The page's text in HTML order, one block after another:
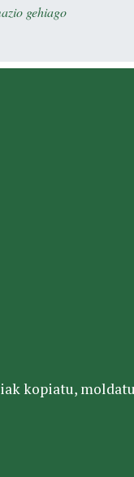
gehiago
kopiatu,